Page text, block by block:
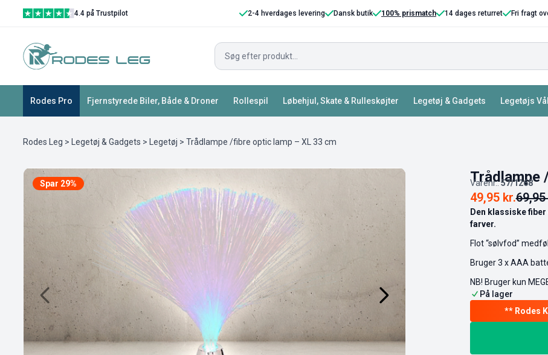
4.4 på Trustpilot 2-4 hverdages levering Dansk butik 100% prismatch 14 dages returret Fri fragt
Rodes Pro Fjernstyrede Biler, Både & Droner Rollespil Løbehjul, Skate & Rulleskøjter Legetøj & Gadgets Legetøjs
Rodes Leg > Legetøj & Gadgets > Legetøj > Trådlampe /fibre optic lamp – XL 33 cm
Spar 29% Trådlampe
Varenr.:57/1268
69,95
49,95 kr.
Den klassiske
farver.
Flot “sølvfod”
Bruger 3 x AAA
NB! Bruger kun
På lager